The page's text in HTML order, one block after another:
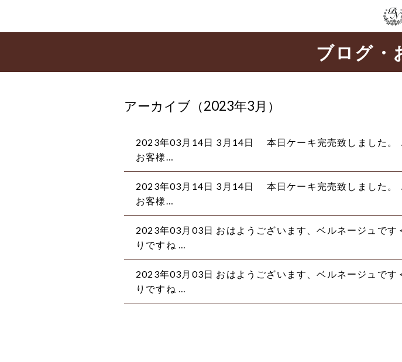
ブログ・
アーカイブ（2023年3月）
2023年03月14日 3月14日 本日ケーキ完売致しました。
お客様…
2023年03月14日 3月14日 本日ケーキ完売致しました。
お客様…
2023年03月03日 おはようございます、ベルネージュです
りですね …
2023年03月03日 おはようございます、ベルネージュです
りですね …